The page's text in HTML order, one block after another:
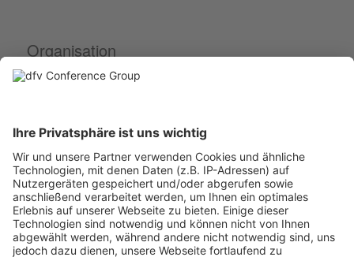
Organisation
Isabelle Chamayou
Aussteller&Partner
Kirsten Elsen
kirsten.elsen@dfvcg.de
+49 69 7595-3045